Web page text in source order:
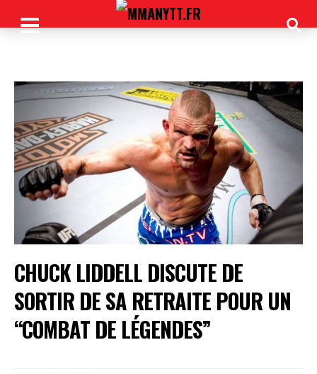
CHUCK LIDDELL DISCUTE DE
SORTIR DE SA RETRAITE POUR UN
“COMBAT DE LÉGENDES”